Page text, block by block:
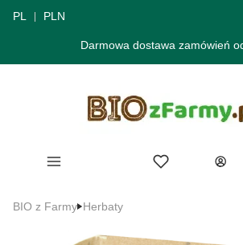
PL PLN
Darmowa dostawa zamówień
Menu Ulubione
BIO z Farmy Herbaty